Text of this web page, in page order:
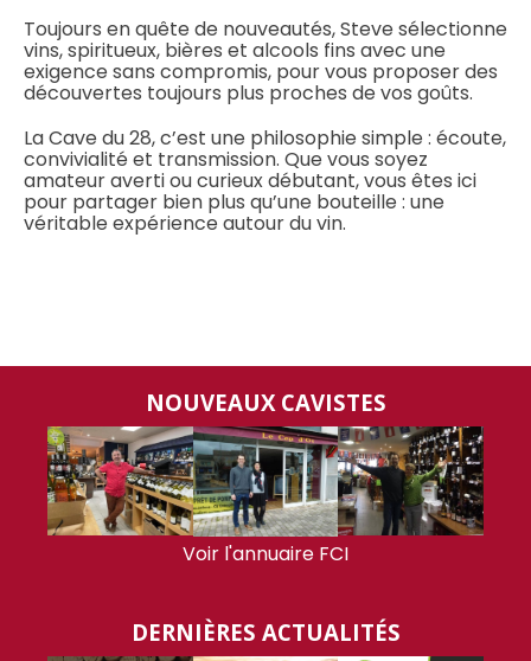
Toujours en quête de nouveautés, Steve sélectionne
vins, spiritueux, bières et alcools fins avec une
exigence sans compromis, pour vous proposer des
découvertes toujours plus proches de vos goûts.
La Cave du 28, c’est une philosophie simple : écoute,
convivialité et transmission. Que vous soyez
amateur averti ou curieux débutant, vous êtes ici
pour partager bien plus qu’une bouteille : une
véritable expérience autour du vin.
NOUVEAUX CAVISTES
Voir l'annuaire FCI
DERNIÈRES ACTUALITÉS